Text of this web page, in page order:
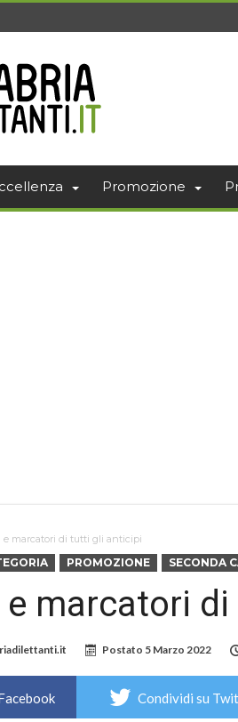
Promozione
e marcatori di tutti gli anticipi
PROMOZIONE SECONDA
e marcatori
Postato 5 Marzo 2022
Condividi su